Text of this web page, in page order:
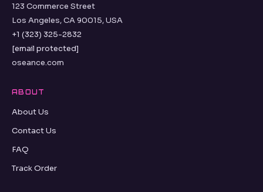
123 Commerce Street
Los Angeles, CA 90015, USA
+1 (323) 325-2832
[email protected]
oseance.com
ABOUT
About Us
Contact Us
FAQ
Track Order